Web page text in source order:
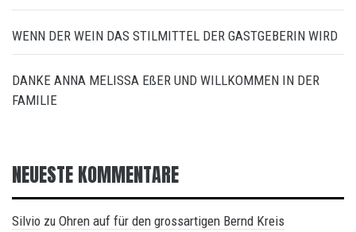
WENN DER WEIN DAS STILMITTEL DER GASTGEBERIN WIRD
DANKE ANNA MELISSA EßER UND WILLKOMMEN IN DER
FAMILIE
NEUESTE KOMMENTARE
Silvio zu Ohren auf für den grossartigen Bernd Kreis